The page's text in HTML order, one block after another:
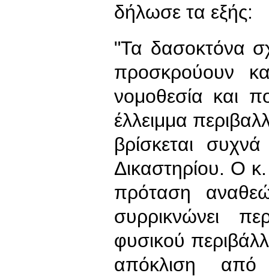
δήλωσε τα εξής:
"Τα δασοκτόνα
προσκρούουν
νομοθεσία και
έλλειμμα
βρίσκεται
Δικαστηρίου. Ο κ.
πρόταση
συρρικνώνει
φυσικού
απόκλιση από